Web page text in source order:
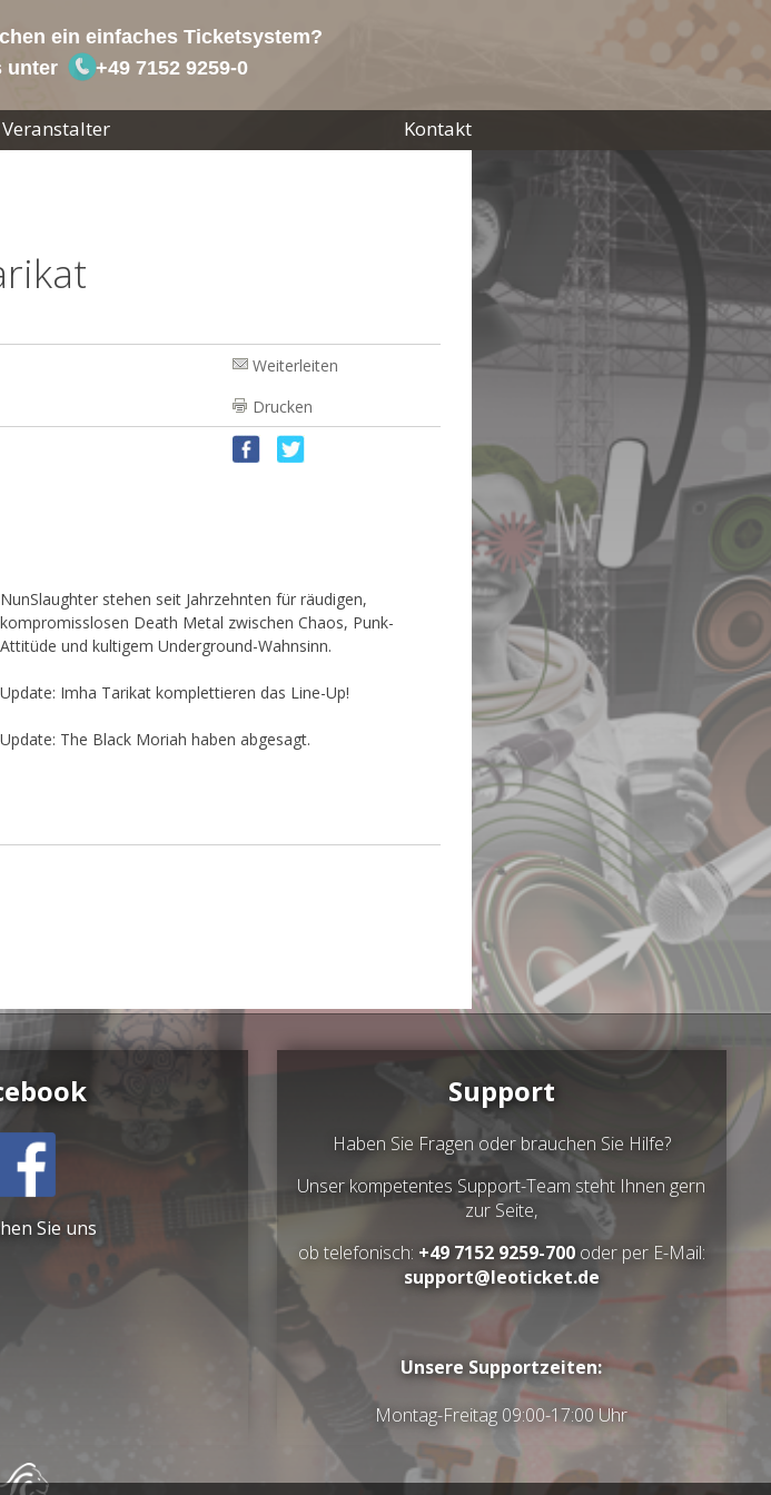
ein einfaches Ticketsystem?
unter
+49 7152 9259-0
Kontakt
Weiterleiten
Drucken
NunSlaughter stehen seit Jahrzehnten für räudigen,
kompromisslosen Death Metal zwischen Chaos, Punk-
Attitüde und kultigem Underground-Wahnsinn.
Update: Imha Tarikat komplettieren das Line-Up!
Update: The Black Moriah haben abgesagt.
Sie uns
Support
Haben Sie Fragen oder brauchen Sie Hilfe?
Unser kompetentes Support-Team steht Ihnen gern
zur Seite,
ob telefonisch: +49 7152 9259-700oder per E-Mail:
support@leoticket.de
Unsere Supportzeiten:
Montag-Freitag 09:00-17:00 Uhr